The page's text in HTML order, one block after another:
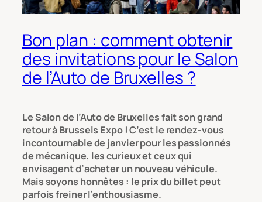
Bon plan : comment obtenir
des invitations pour le Salon
de l’Auto de Bruxelles ?
Le Salon de l’Auto de Bruxelles fait son grand
retour à Brussels Expo ! C’est le rendez-vous
incontournable de janvier pour les passionnés
de mécanique, les curieux et ceux qui
envisagent d’acheter un nouveau véhicule.
Mais soyons honnêtes : le prix du billet peut
parfois freiner l’enthousiasme.